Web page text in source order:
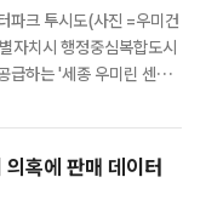
파크 투시도(사진 =우미건
급하는 '세종 우미린 센터
1순위, 12일 2순위 순으
월 19일 발표되며, 정당계
혹에 판매 데이터